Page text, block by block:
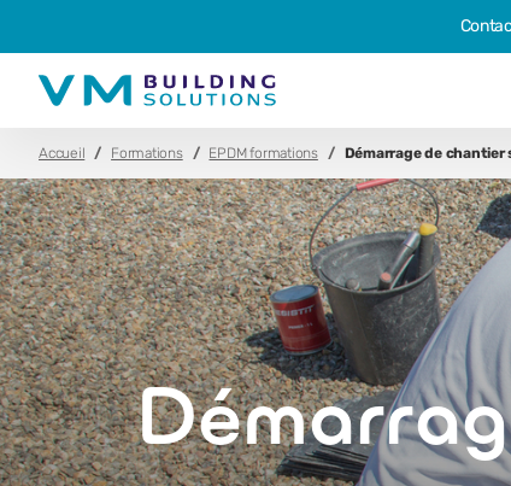
Accueil Formations EPDM formations Démarrage de chantier